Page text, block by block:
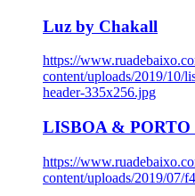
Luz by Chakall
https://
content/uploads/2019/10/
header-335x256.jpg
LISBOA &
https://
content/uploads/2019/07/